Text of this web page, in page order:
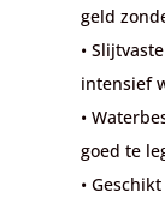
geld
•
intensief
•
goed te
•